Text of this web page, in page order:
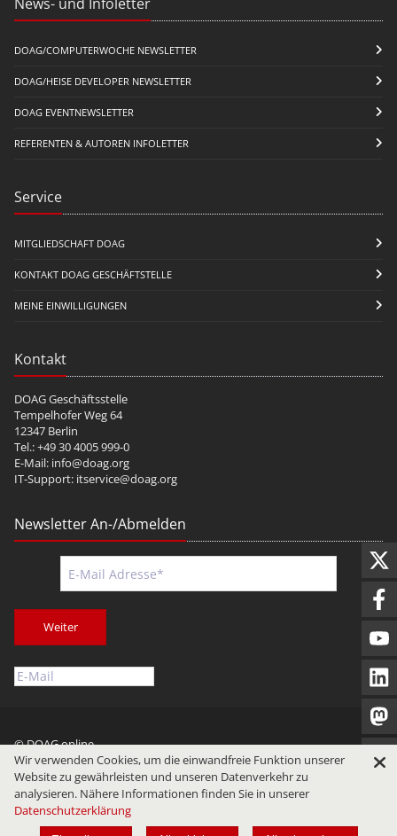
DOAG/COMPUTERWOCHE NEWSLETTER
DOAG/HEISE DEVELOPER NEWSLETTER
DOAG EVENTNEWSLETTER
REFERENTEN & AUTOREN INFOLETTER
Service
MITGLIEDSCHAFT DOAG
KONTAKT DOAG GESCHÄFTSTELLE
MEINE EINWILLIGUNGEN
Kontakt
DOAG Geschäftsstelle
Tempelhofer Weg 64
12347 Berlin
Tel.: +49 30 4005 999-0
E-Mail: info@doag.org
IT-Support: itservice@doag.org
Newsletter An-/Abmelden
Weiter
© DOAG online
Impressum
Datenschutz Nutzungsbedingungen
Wir verwenden Cookies, um die einwandfreie Funktion unserer
Website zu gewährleisten und unseren Datenverkehr zu
analysieren. Nähere Informationen finden Sie in unserer
Datenschutzerklärung